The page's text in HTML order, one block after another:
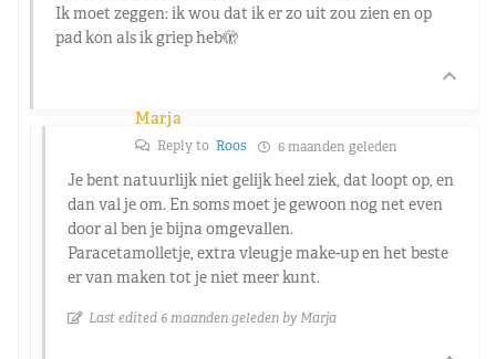
Ik moet zeggen: ik wou dat ik er zo uit zou zien en op
pad kon als ik griep heb🫣
Marja
Reply to Roos 6 maanden geleden
Je bent natuurlijk niet gelijk heel ziek, dat loopt op, en
dan val je om. En soms moet je gewoon nog net even
door al ben je bijna omgevallen.
Paracetamolletje, extra vleugje make-up en het beste
er van maken tot je niet meer kunt.
Last edited 6 maanden geleden by Marja